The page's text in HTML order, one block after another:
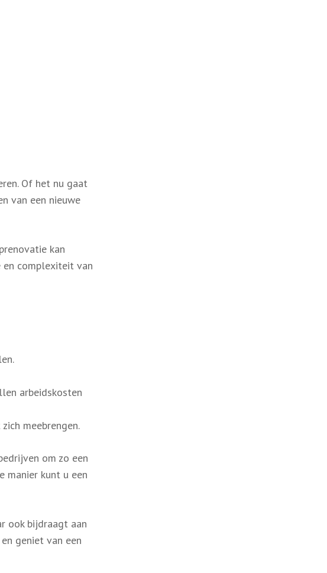
Of het nu gaat
van een nieuwe
kan
complexiteit van
arbeidskosten
meebrengen.
om zo een
manier kunt u een
ook bijdraagt aan
geniet van een